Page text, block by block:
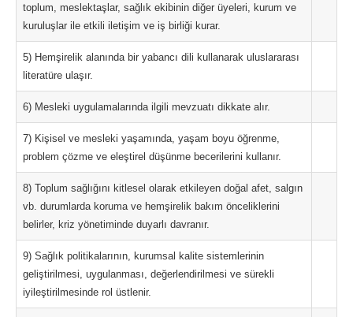
toplum, meslektaşlar, sağlık ekibinin diğer üyeleri, kurum ve
kuruluşlar ile etkili iletişim ve iş birliği kurar.
5) Hemşirelik alanında bir yabancı dili kullanarak uluslararası
literatüre ulaşır.
6) Mesleki uygulamalarında ilgili mevzuatı dikkate alır.
7) Kişisel ve mesleki yaşamında, yaşam boyu öğrenme,
problem çözme ve eleştirel düşünme becerilerini kullanır.
8) Toplum sağlığını kitlesel olarak etkileyen doğal afet, salgın
vb. durumlarda koruma ve hemşirelik bakım önceliklerini
belirler, kriz yönetiminde duyarlı davranır.
9) Sağlık politikalarının, kurumsal kalite sistemlerinin
geliştirilmesi, uygulanması, değerlendirilmesi ve sürekli
iyileştirilmesinde rol üstlenir.